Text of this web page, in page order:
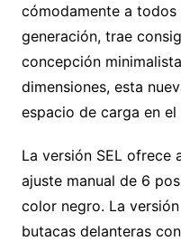
cómodamente a todos
generación, trae
concepción
dimensiones, esta
espacio de carga en el
La versión SEL ofrece
ajuste manual de 6
color negro. La versión
butacas delanteras